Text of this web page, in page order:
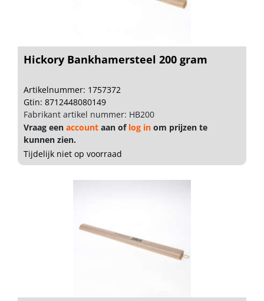
Hickory Bankhamersteel 200 gram
Artikelnummer: 1757372
Gtin: 8712448080149
Fabrikant artikel nummer: HB200
Vraag een account aan of log in om prijzen te
kunnen zien.
Tijdelijk niet op voorraad